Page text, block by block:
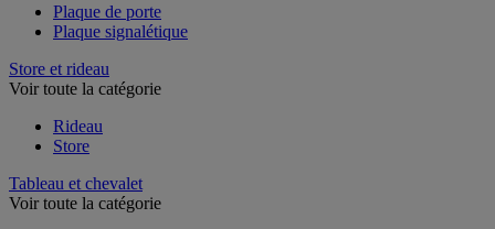
Plaque de porte
Plaque signalétique
Store et rideau
Voir toute la catégorie
Rideau
Store
Tableau et chevalet
Voir toute la catégorie